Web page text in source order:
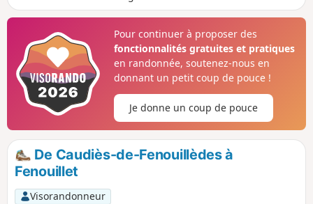
Pour continuer à proposer des
fonctionnalités gratuites et pratiques
en randonnée, soutenez-nous en
donnant un petit coup de pouce !
Je donne un coup de pouce
De Caudiès-de-Fenouillèdes à
Fenouillet
Visorandonneur